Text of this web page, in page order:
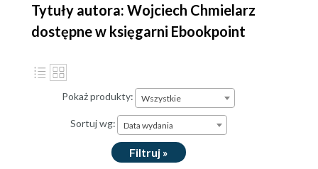
Podpalacz,Farma lalek,Przejęcie ,Osiedle marzeń
i Cienie
. Znakiem charakterystycznym pisarza są
realistyczne opisy, oraz znakomicie wykreowane
zyskuje coraz szersze grono czytelników, którzy
doceniają jego twórczość.
Tytuły autora: Wojciech Chmielarz
dostępne w księgarni Ebookpoint
Pokaż produkty: Wszystkie
Sortuj wg: Data wydania
Filtruj »